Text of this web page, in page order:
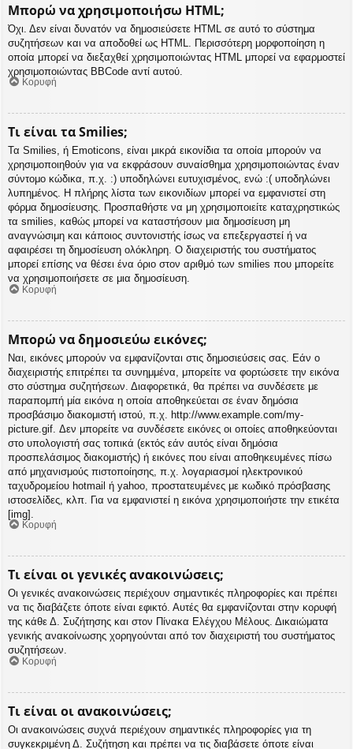
Μπορώ να χρησιμοποιήσω HTML;
Όχι. Δεν είναι δυνατόν να δημοσιεύσετε HTML σε αυτό το σύστημα
συζητήσεων και να αποδοθεί ως HTML. Περισσότερη μορφοποίηση η
οποία μπορεί να διεξαχθεί χρησιμοποιώντας HTML μπορεί να εφαρμοστεί
χρησιμοποιώντας BBCode αντί αυτού.
Κορυφή
Τι είναι τα Smilies;
Τα Smilies, ή Emoticons, είναι μικρά εικονίδια τα οποία μπορούν να
χρησιμοποιηθούν για να εκφράσουν συναίσθημα χρησιμοποιώντας έναν
σύντομο κώδικα, π.χ. :) υποδηλώνει ευτυχισμένος, ενώ :( υποδηλώνει
λυπημένος. Η πλήρης λίστα των εικονιδίων μπορεί να εμφανιστεί στη
φόρμα δημοσίευσης. Προσπαθήστε να μη χρησιμοποιείτε καταχρηστικώς
τα smilies, καθώς μπορεί να καταστήσουν μια δημοσίευση μη
αναγνώσιμη και κάποιος συντονιστής ίσως να επεξεργαστεί ή να
αφαιρέσει τη δημοσίευση ολόκληρη. Ο διαχειριστής του συστήματος
μπορεί επίσης να θέσει ένα όριο στον αριθμό των smilies που μπορείτε
να χρησιμοποιήσετε σε μια δημοσίευση.
Κορυφή
Μπορώ να δημοσιεύω εικόνες;
Ναι, εικόνες μπορούν να εμφανίζονται στις δημοσιεύσεις σας. Εάν ο
διαχειριστής επιτρέπει τα συνημμένα, μπορείτε να φορτώσετε την εικόνα
στο σύστημα συζητήσεων. Διαφορετικά, θα πρέπει να συνδέσετε με
παραπομπή μία εικόνα η οποία αποθηκεύεται σε έναν δημόσια
προσβάσιμο διακομιστή ιστού, π.χ. http://www.example.com/my-
picture.gif. Δεν μπορείτε να συνδέσετε εικόνες οι οποίες αποθηκεύονται
στο υπολογιστή σας τοπικά (εκτός εάν αυτός είναι δημόσια
προσπελάσιμος διακομιστής) ή εικόνες που είναι αποθηκευμένες πίσω
από μηχανισμούς πιστοποίησης, π.χ. λογαριασμοί ηλεκτρονικού
ταχυδρομείου hotmail ή yahoo, προστατευμένες με κωδικό πρόσβασης
ιστοσελίδες, κλπ. Για να εμφανιστεί η εικόνα χρησιμοποιήστε την ετικέτα
[img].
Κορυφή
Τι είναι οι γενικές ανακοινώσεις;
Οι γενικές ανακοινώσεις περιέχουν σημαντικές πληροφορίες και πρέπει
να τις διαβάζετε όποτε είναι εφικτό. Αυτές θα εμφανίζονται στην κορυφή
της κάθε Δ. Συζήτησης και στον Πίνακα Ελέγχου Μέλους. Δικαιώματα
γενικής ανακοίνωσης χορηγούνται από τον διαχειριστή του συστήματος
συζητήσεων.
Κορυφή
Τι είναι οι ανακοινώσεις;
Οι ανακοινώσεις συχνά περιέχουν σημαντικές πληροφορίες για τη
συγκεκριμένη Δ. Συζήτηση και πρέπει να τις διαβάσετε όποτε είναι